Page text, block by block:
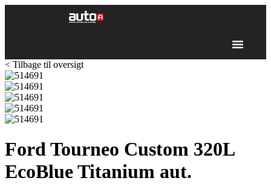
< Tilbage til oversigt
Ford Tourneo Custom 320L
EcoBlue Titanium aut.